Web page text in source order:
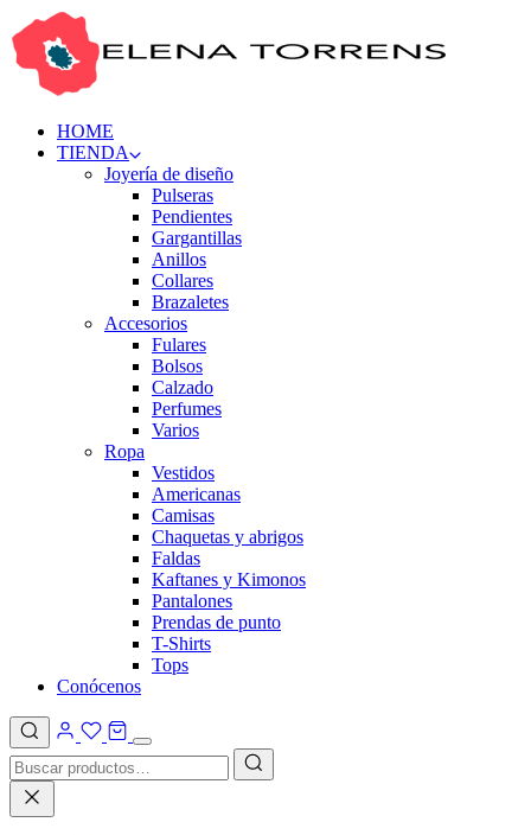
HOME
TIENDA
Joyería de diseño
Pulseras
Pendientes
Gargantillas
Anillos
Collares
Brazaletes
Accesorios
Fulares
Bolsos
Calzado
Perfumes
Varios
Ropa
Vestidos
Americanas
Camisas
Chaquetas y abrigos
Faldas
Kaftanes y Kimonos
Pantalones
Prendas de punto
T-Shirts
Tops
Conócenos